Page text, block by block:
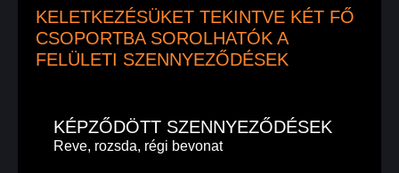
KELETKEZÉSÜKET TEKINTVE KÉT FŐ
CSOPORTBA SOROLHATÓK A
FELÜLETI SZENNYEZŐDÉSEK
KÉPZŐDÖTT SZENNYEZŐDÉSEK
Reve, rozsda, régi bevonat